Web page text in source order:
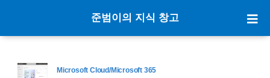
준범이의 지식 창고
Microsoft Cloud/Microsoft 365